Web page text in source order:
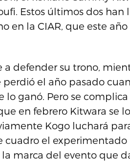
Estos últimos dos
en la CIAR, que este
a defender su trono,
perdió el año pasado
lo ganó. Pero se
en febrero Kitwara se
Kogo luchará
cuadro el
la marca del evento que